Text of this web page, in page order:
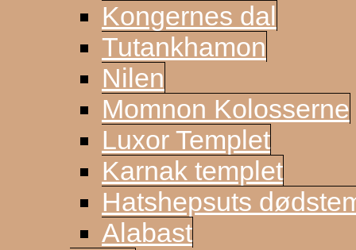
Kongernes dal
Tutankhamon
Nilen
Momnon Kolosserne
Luxor Templet
Karnak templet
Hatshepsuts
Alabast